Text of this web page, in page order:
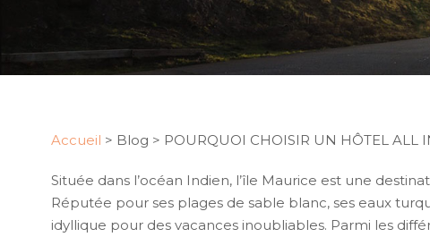
Accueil > Blog > POURQUOI CHOISIR UN HÔTEL ALL
Située dans l’océan Indien, l’île Maurice est une
Réputée pour ses plages de sable blanc, ses eaux
idyllique pour des vacances inoubliables. Parmi les